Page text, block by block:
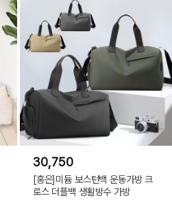
30,750
[홍은]미듐 보스턴백 운동가방 크
로스 더플백 생활방수 가방